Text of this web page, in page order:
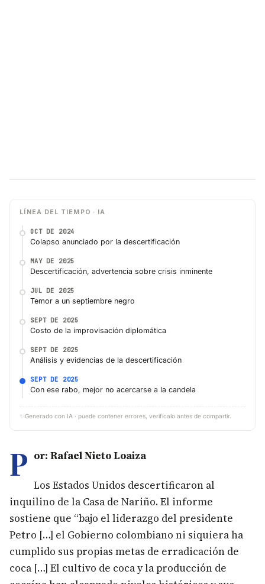
LÍNEA DEL TIEMPO · IA
OCT DE 2024
Colapso anunciado por la descertificación
MAY DE 2025
Descertificación, advertencia sobre crisis inminente
JUL DE 2025
Temor a un septiembre negro
SEPT DE 2025
Costo de la improvisación diplomática
SEPT DE 2025
Análisis y evidencias de la descertificación
SEPT DE 2025
Con ese rabo, mejor no acercarse a la candela
✨ Generado con IA · puede contener errores, verifícalo antes de compartir.
P or: Rafael Nieto Loaiza
Los Estados Unidos descertificaron al
inquilino de la Casa de Nariño. El informe
sostiene que “bajo el liderazgo del presidente
Petro […] el Gobierno colombiano ni siquiera ha
cumplido sus propias metas de erradicación de
coca […] El cultivo de coca y la producción de